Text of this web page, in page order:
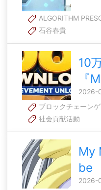
ALGORITHM
石谷春貴
10
『
2026-
ブロックチェーン
社会貢献活動
My
be
2026-